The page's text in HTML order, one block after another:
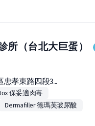
所（台北大巨蛋）
忠孝東路四段3...
保妥適肉毒
Dermafiller 德瑪芙玻尿酸